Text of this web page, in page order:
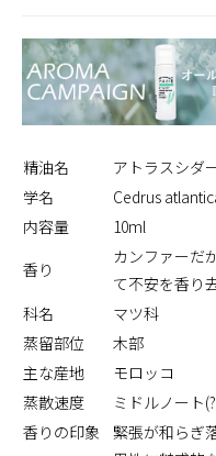
精油名
アトラスシダ
学名
Cedrus
内容量
10ml
香り
カンファーだ
て不安を香り
科名
マツ科
蒸留部位
木部
主な産地
モロッコ
蒸散速度
ミドルノート
香りの印象
緊張が和ら